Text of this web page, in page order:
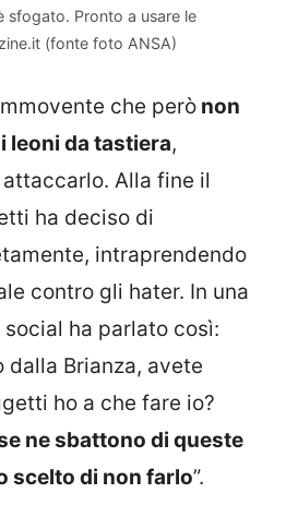
sfogato. Pronto a usare le
(fonte foto ANSA)
che però non
leoni da tastiera,
Alla fine il
ha deciso di
intraprendendo
contro gli hater. In una
ha parlato così:
dalla Brianza, avete
ho a che fare io?
ne sbattono di queste
scelto di non farlo”.